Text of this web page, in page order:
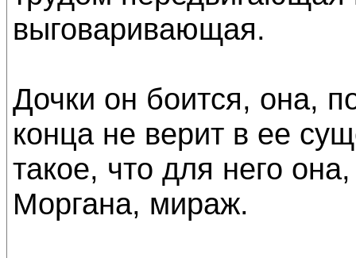
выговаривающая.
Дочки он боится, она,
конца не верит в ее
такое, что для него
Моргана, мираж.